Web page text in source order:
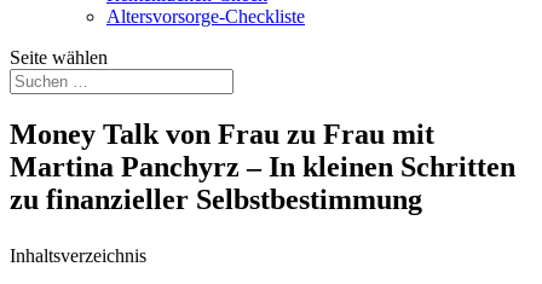
Altersvorsorge-Checkliste
Seite wählen
Money Talk von Frau zu Frau mit
Martina Panchyrz – In kleinen Schritten
zu finanzieller Selbstbestimmung
Inhaltsverzeichnis